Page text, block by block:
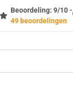
Beoordeling: 9/10 -
49 beoordelingen